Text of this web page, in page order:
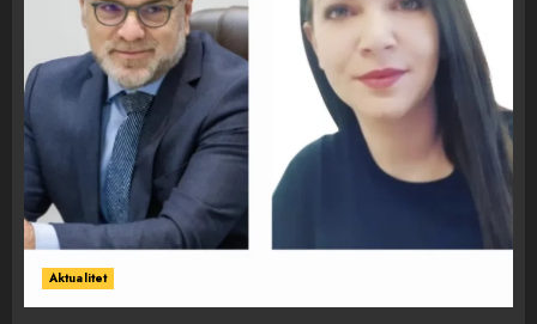
Aktualitet